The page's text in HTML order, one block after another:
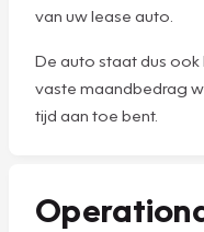
van uw lease auto.
De auto staat dus ook
vaste maandbedrag
tijd aan toe bent.